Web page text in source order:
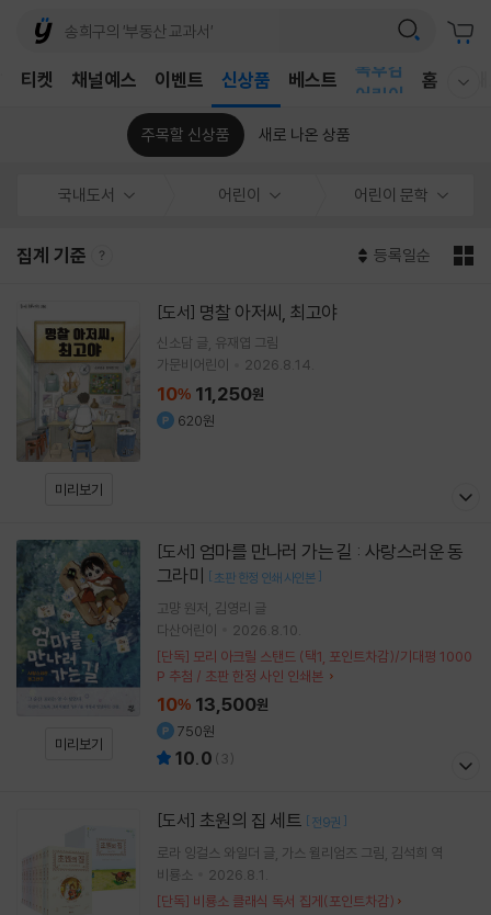
채널예스 이벤트 신상품 베스트
어린이
어린이 홈 국
티켓
주목할 신상품 새로 나온 상품
국내도서 어린이 어린이 문학
집계 기준 등록일순
미리보기
[도서] 명찰 아저씨, 최고야
신소담 글 유재엽 그림
가문비어린이
2026.8.14.
10% 11,250원
620원
미리보기
[도서]
그라미
[ 초판 한정 인쇄 사인본 ]
고먕 원저 김영리 글
다산어린이
2026.8.10.
[단독] 모리 아크릴 스탠드 (택1, 포인트차감)/기대평 1000
P 추첨 / 초판 한정 사인 인쇄본
10% 13,500원
750원
10.0 ( 3)
[도서] 초원의 집 세트 [ 전9권 ]
로라 잉걸스 와일더 글 가스 윌리엄즈 그림 김석희 역
비룡소
2026.8.1.
[단독] 비룡소 클래식 독서 집게(포인트차감)